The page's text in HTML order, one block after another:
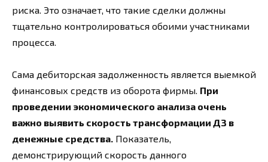
риска. Это означает, что такие сделки должны
тщательно контролироваться обоими участниками
процесса.
Сама дебиторская задолженность является выемкой
финансовых средств из оборота фирмы. При
проведении экономического анализа очень
важно выявить скорость трансформации ДЗ в
денежные средства. Показатель,
демонстрирующий скорость данного